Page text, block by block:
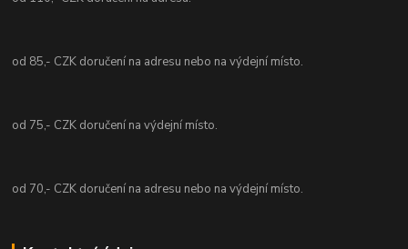
od 85,- CZK doručení na adresu nebo na výdejní místo.
od 75,- CZK doručení na výdejní místo.
od 70,- CZK doručení na adresu nebo na výdejní místo.